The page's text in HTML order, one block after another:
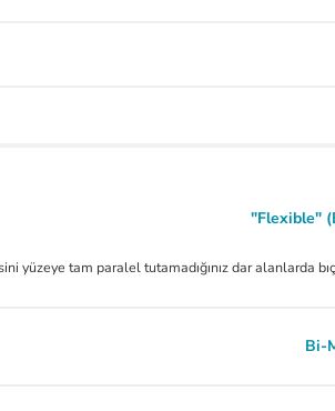
"Flexible"
yüzeye tam paralel tutamadığınız dar alanlarda
Bi-